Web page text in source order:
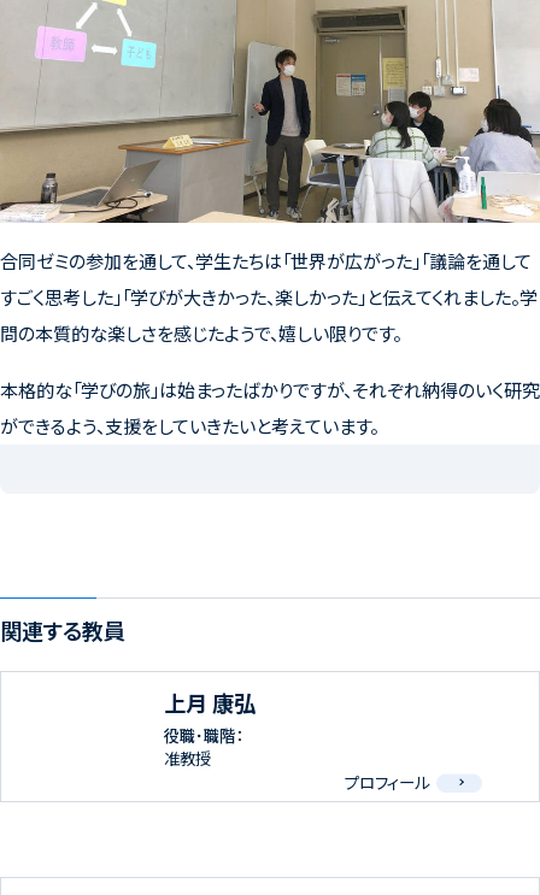
合同ゼミの参加を通して、学生たちは「世界が広がった」「議論を通して
すごく思考した」「学びが大きかった、楽しかった」と伝えてくれました。学
問の本質的な楽しさを感じたようで、嬉しい限りです。
本格的な「学びの旅」は始まったばかりですが、それぞれ納得のいく研究
ができるよう、支援をしていきたいと考えています。
関連する教員
上月 康弘
役職･職階：
准教授
プロフィール